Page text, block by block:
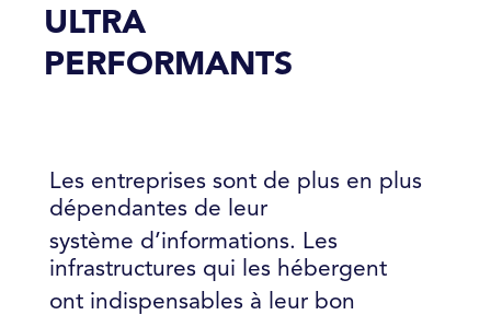
ULTRA
PERFORMANTS
Les entreprises sont de plus en plus
dépendantes de leur
système d’informations. Les
infrastructures qui les hébergent
ont indispensables à leur bon